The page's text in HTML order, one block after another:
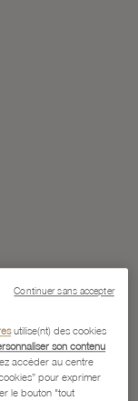
utilise(nt) des cookies
son contenu
accéder au centre
pour exprimer
le bouton "tout
Continuer sans accepter